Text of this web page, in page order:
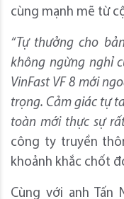
cùng mạnh mẽ từ
“Tự thưởng cho
không ngừng nghỉ
VinFast VF 8 mới
trọng. Cảm giác tự
toàn mới thực sự
công ty truyền
khoảnh khắc chốt
Cùng với anh Tấn